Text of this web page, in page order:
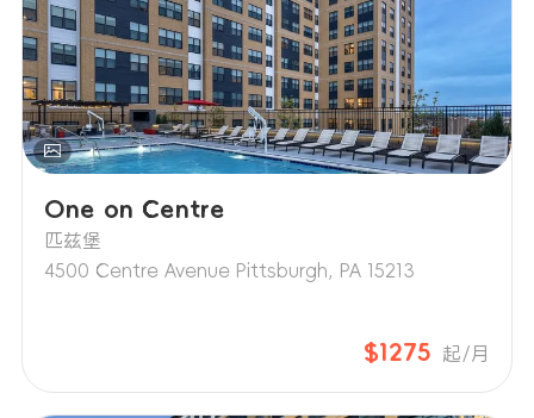
One on Centre
匹兹堡
4500 Centre Avenue Pittsburgh, PA 15213
$1275 起/月